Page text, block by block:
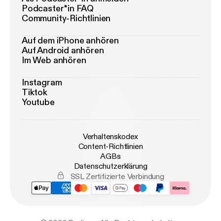
Podcaster*in FAQ
Community-Richtlinien
Auf dem iPhone anhören
Auf Android anhören
Im Web anhören
Instagram
Tiktok
Youtube
Verhaltenskodex
Content-Richtlinien
AGBs
Datenschutzerklärung
SSL Zertifizierte Verbindung